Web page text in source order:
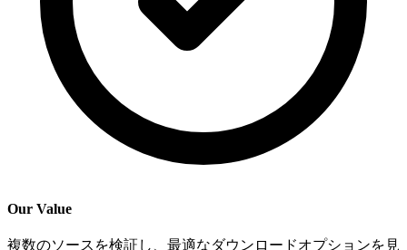
Our Value
複数のソースを検証し、最適なダウンロードオプションを見